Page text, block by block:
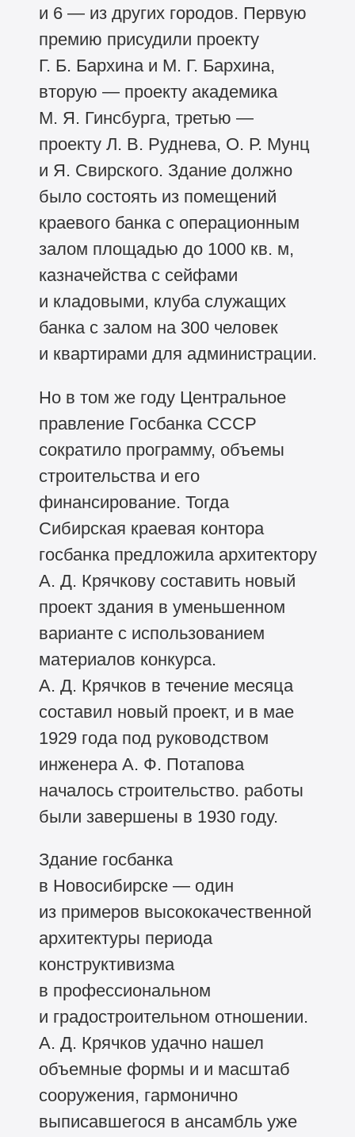
и 6 — из других городов. Первую
премию присудили проекту
Г. Б. Бархина и М. Г. Бархина,
вторую — проекту академика
М. Я. Гинсбурга, третью —
проекту Л. В. Руднева, О. Р. Мунц
и Я. Свирского. Здание должно
было состоять из помещений
краевого банка с операционным
залом площадью до 1000 кв. м,
казначейства с сейфами
и кладовыми, клуба служащих
банка с залом на 300 человек
и квартирами для администрации.
Но в том же году Центральное
правление Госбанка СССР
сократило программу, объемы
строительства и его
финансирование. Тогда
Сибирская краевая контора
госбанка предложила архитектору
А. Д. Крячкову составить новый
проект здания в уменьшенном
варианте с использованием
материалов конкурса.
А. Д. Крячков в течение месяца
составил новый проект, и в мае
1929 года под руководством
инженера А. Ф. Потапова
началось строительство. работы
были завершены в 1930 году.
Здание госбанка
в Новосибирске — один
из примеров высококачественной
архитектуры периода
конструктивизма
в профессиональном
и градостроительном отношении.
А. Д. Крячков удачно нашел
объемные формы и и масштаб
сооружения, гармонично
выписавшегося в ансамбль уже